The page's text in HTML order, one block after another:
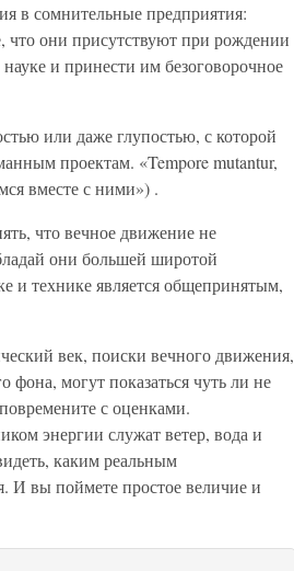
в сомнительные предприятия:
они присутствуют при рождении
и принести им безоговорочное
или даже глупостью, с которой
проектам. «Tempore mutantur,
вместе с ними») .
что вечное движение не
они большей широтой
и технике является общепринятым,
век, поиски вечного движения,
фона, могут показаться чуть ли не
с оценками.
энергии служат ветер, вода и
каким реальным
И вы поймете простое величие и